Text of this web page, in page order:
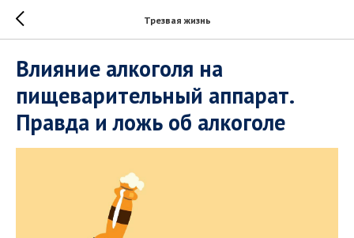
Трезвая жизнь
Влияние алкоголя на
пищеварительный аппарат.
Правда и ложь об алкоголе